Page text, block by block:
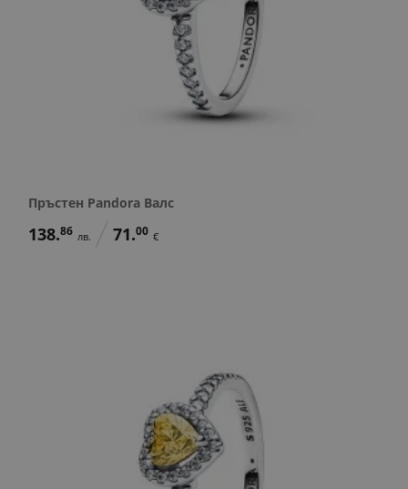
Пръстен Pandora Валс
138.86 лв. 71.00 €